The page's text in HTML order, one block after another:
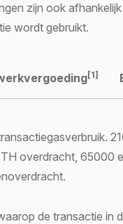
zijn ook
wordt gebruikt.
[1]
overdracht, 65000
de transactie in